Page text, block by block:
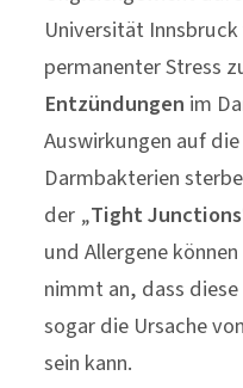
Universität
permanenter Stress
Entzündungen im
Auswirkungen auf
Darmbakterien
der „Tight Junctions
und Allergene
nimmt an, dass
sogar die Ursache
sein kann.